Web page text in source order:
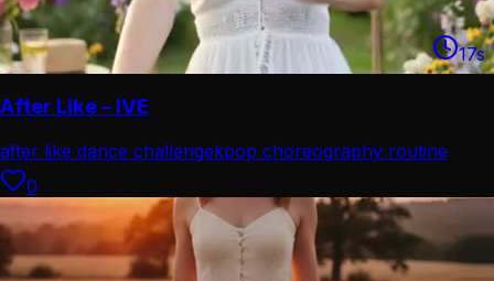
17s
After Like – IVE
after like dance challengekpop choreography routine
0